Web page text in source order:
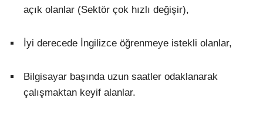
açık olanlar (Sektör çok hızlı değişir),
İyi derecede İngilizce öğrenmeye istekli olanlar,
Bilgisayar başında uzun saatler odaklanarak
çalışmaktan keyif alanlar.